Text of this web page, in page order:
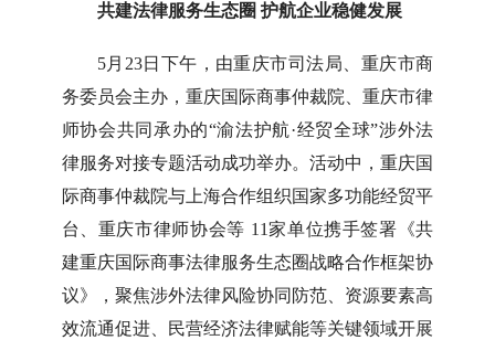
共建法律服务生态圈 护航企业稳健发展
5月23日下午，由重庆市司法局、重庆市商
务委员会主办，重庆国际商事仲裁院、重庆市律
师协会共同承办的“渝法护航·经贸全球”涉外法
律服务对接专题活动成功举办。活动中，重庆国
际商事仲裁院与上海合作组织国家多功能经贸平
台、重庆市律师协会等 11家单位携手签署《共
建重庆国际商事法律服务生态圈战略合作框架协
议》，聚焦涉外法律风险协同防范、资源要素高
效流通促进、民营经济法律赋能等关键领域开展